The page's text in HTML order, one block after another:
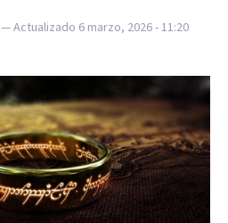
— Actualizado 6 marzo, 2026 - 11:20